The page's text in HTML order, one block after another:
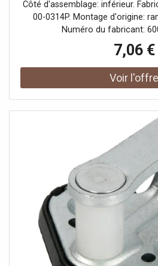
Côté d'assemblage: inférieur.
00-0314P. Montage d'origine:
Numéro du fabricant:
7,06 €